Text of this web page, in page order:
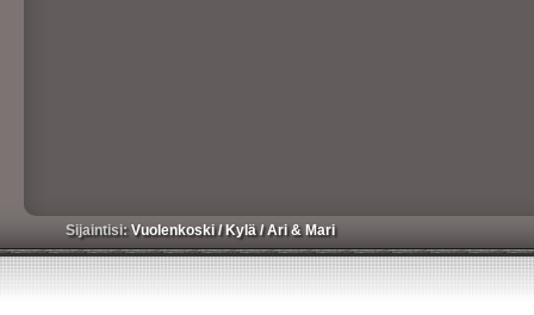
Sijaintisi:Vuolenkoski/ Kylä/Ari & Mari